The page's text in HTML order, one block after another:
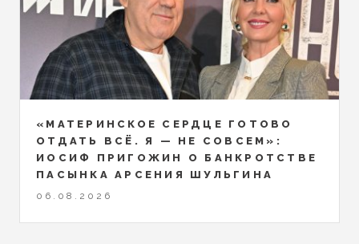
«МАТЕРИНСКОЕ СЕРДЦЕ ГОТОВО
ОТДАТЬ ВСЁ. Я — НЕ СОВСЕМ»:
ИОСИФ ПРИГОЖИН О БАНКРОТСТВЕ
ПАСЫНКА АРСЕНИЯ ШУЛЬГИНА
06.08.2026